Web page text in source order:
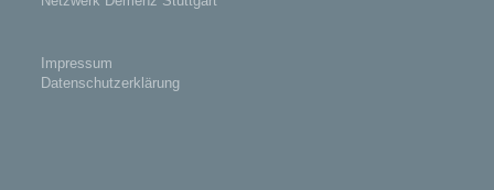
Impressum
Datenschutzerklärung